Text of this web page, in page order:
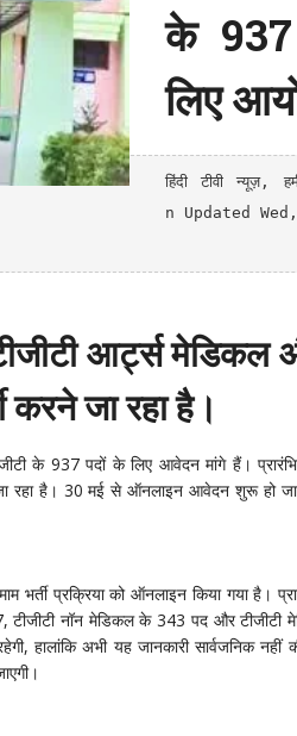
के
लिए
हिंदी टीवी न्यूज़,
n Updated
टीजीटी आर्ट्स
करने जा रहा है।
के 937 पदों के लिए आवेदन मांगे हैं।
रहा है। 30 मई से ऑनलाइन आवेदन शुरू हो
भर्ती प्रक्रिया को ऑनलाइन किया गया है।
नॉन मेडिकल के 343 पद और टीजीटी
हालांकि अभी यह जानकारी सार्वजनिक